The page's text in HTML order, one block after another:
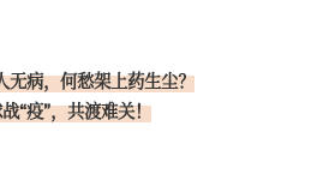
无病，何愁架上药生尘？
“疫”，共渡难关！